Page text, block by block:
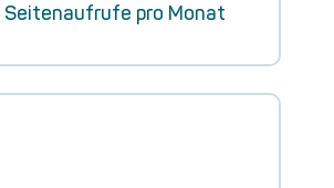
Seitenaufrufe pro Monat